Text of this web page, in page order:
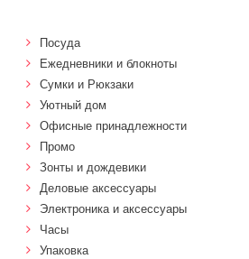
Посуда
Ежедневники и блокноты
Сумки и Рюкзаки
Уютный дом
Офисные принадлежности
Промо
Зонты и дождевики
Деловые аксессуары
Электроника и аксессуары
Часы
Упаковка